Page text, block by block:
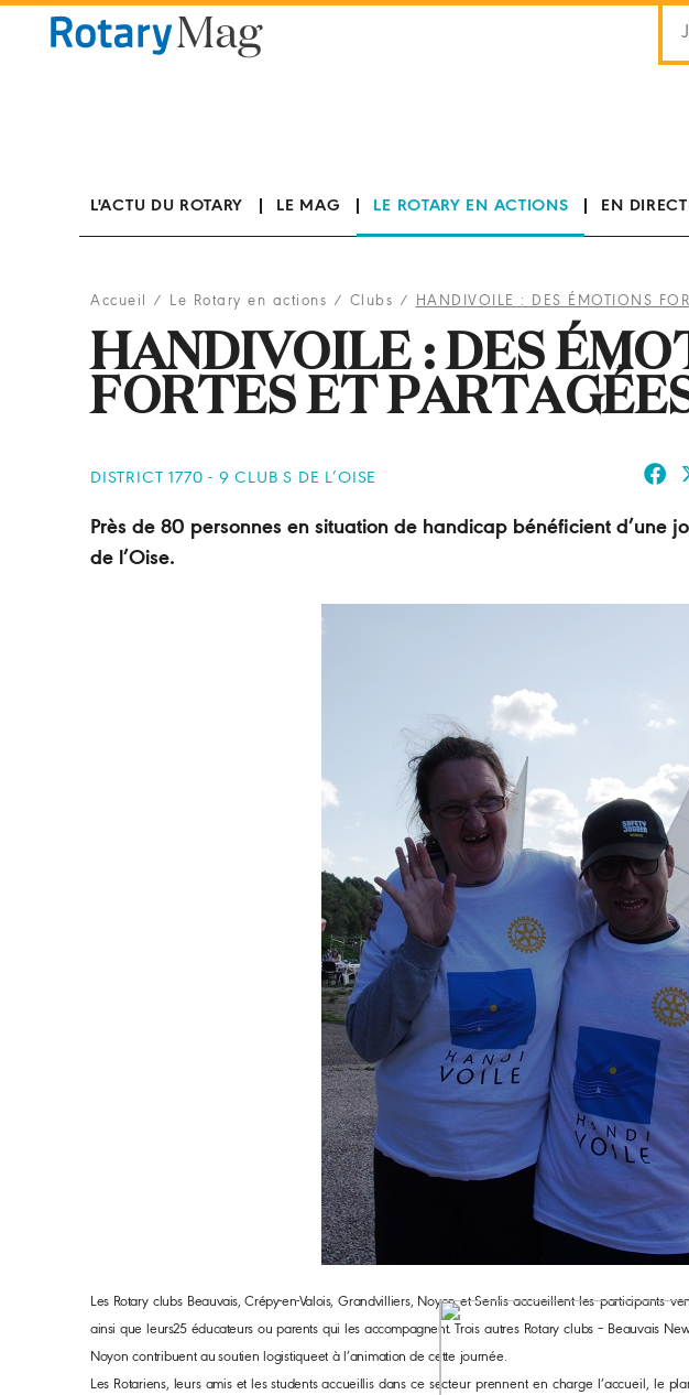
L'ACTU DU ROTARY LE MAG LE ROTARY EN ACTIONS EN
Accueil / Le Rotary en actions / Clubs / HANDIVOILE : DES ÉMOTIONS
HANDIVOILE : DES
FORTES ET
DISTRICT 1770 - 9 CLUB S DE L’OISE
Près de 80 personnes en situation de handicap bénéficient d’une
de l’Oise.
Les Rotary clubs Beauvais, Crépy-en-Valois, Grandvilliers, Noyon et Senlis accueillent les participants
ainsi que leurs25 éducateurs ou parents qui les accompagnent. Trois autres Rotary clubs – Beauvais
Noyon contribuent au soutien logistiqueet à l’animation de cette journée.
Les Rotariens, leurs amis et les students accueillis dans ce secteur prennent en charge l’accueil, le
Panneau de gestion des cookies